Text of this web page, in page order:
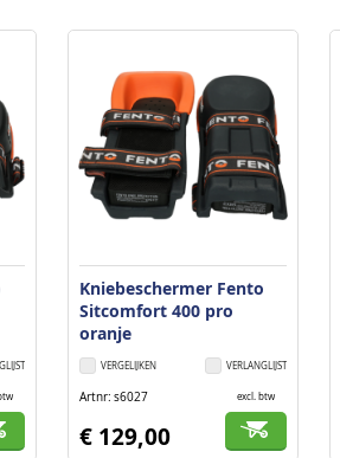
Kniebeschermer Fento
Sitcomfort 400 pro
oranje
VERLANGLIJST
VERGELIJKEN
Artnr s6027 excl. btw
€ 129,00